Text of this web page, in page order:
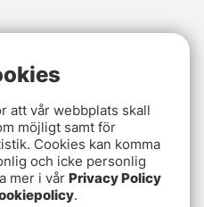
att vår webbplats skall
möjligt samt för
Cookies kan komma
och icke personlig
mer i vår Privacy Policy
.